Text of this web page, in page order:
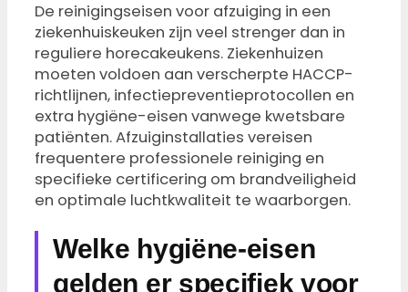
De reinigingseisen voor afzuiging in een
ziekenhuiskeuken zijn veel strenger dan in
reguliere horecakeukens. Ziekenhuizen
moeten voldoen aan verscherpte HACCP-
richtlijnen, infectiepreventieprotocollen en
extra hygiëne-eisen vanwege kwetsbare
patiënten. Afzuiginstallaties vereisen
frequentere professionele reiniging en
specifieke certificering om brandveiligheid
en optimale luchtkwaliteit te waarborgen.
Welke hygiëne-eisen
gelden er specifiek voor